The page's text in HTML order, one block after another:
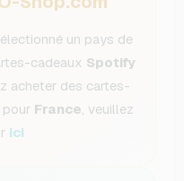
un pays de
cadeaux Spotify
acheter des cartes-
pour France, veuillez
ici